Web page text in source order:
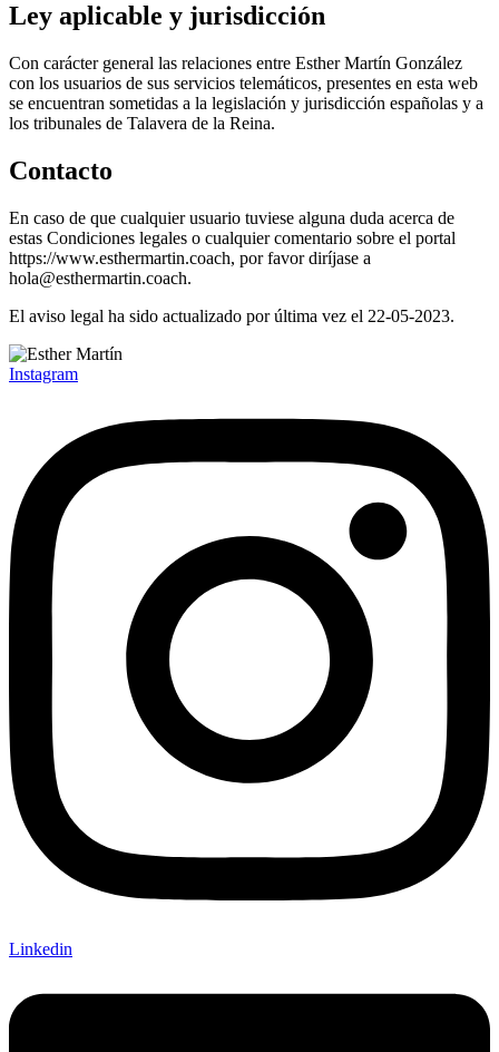
Ley aplicable y jurisdicción
Con carácter general las relaciones entre Esther Martín González
con los usuarios de sus servicios telemáticos, presentes en esta web
se encuentran sometidas a la legislación y jurisdicción españolas y a
los tribunales de Talavera de la Reina.
Contacto
En caso de que cualquier usuario tuviese alguna duda acerca de
estas Condiciones legales o cualquier comentario sobre el portal
https://www.esthermartin.coach, por favor diríjase a
hola@esthermartin.coach.
El aviso legal ha sido actualizado por última vez el 22-05-2023.
Instagram
Linkedin